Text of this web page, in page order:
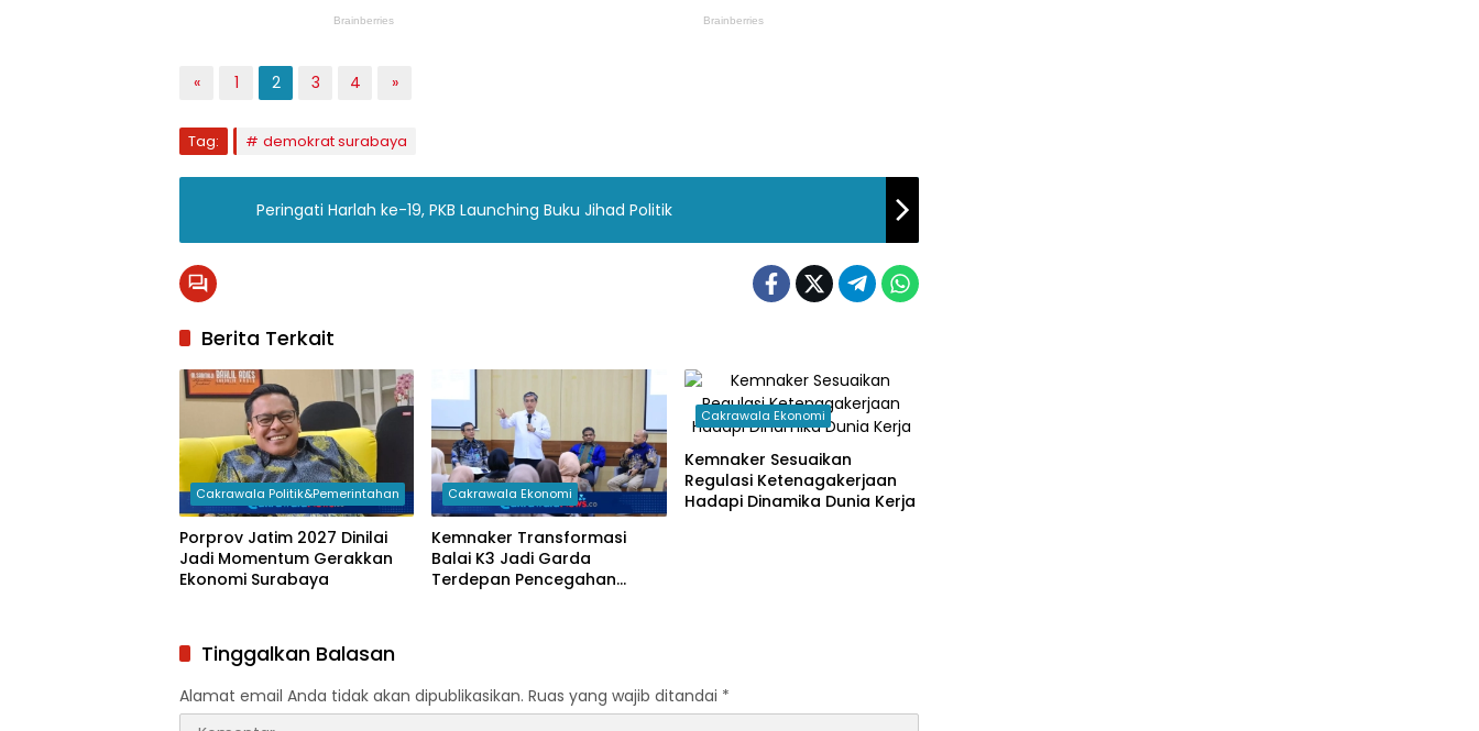
« 1 2 3 4 »
Tag: demokrat surabaya
Peringati Harlah ke-19, PKB Launching Buku Jihad Politik
Berita Terkait
Cakrawala Politik&Pemerintahan
Porprov Jatim 2027 Dinilai
Jadi Momentum Gerakkan
Ekonomi Surabaya
Cakrawala Ekonomi
Kemnaker Transformasi
Balai K3 Jadi Garda
Terdepan Pencegahan
Cakrawala Ekonomi
Kemnaker Sesuaikan
Regulasi Ketenagakerjaan
Hadapi Dinamika Dunia Kerja
Tinggalkan Balasan
Alamat email Anda tidak akan dipublikasikan. Ruas yang wajib ditandai *